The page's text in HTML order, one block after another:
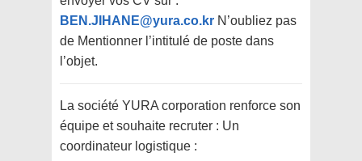
BEN.JIHANE@yura.co.kr N’oubliez pas
de Mentionner l’intitulé de poste dans
l’objet.
La société YURA corporation renforce son
équipe et souhaite recruter : Un
coordinateur logistique :